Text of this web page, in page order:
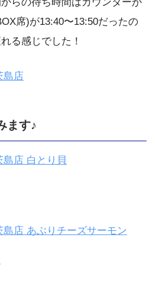
席)が13:40〜13:50だったの
る感じでした！
ます♪